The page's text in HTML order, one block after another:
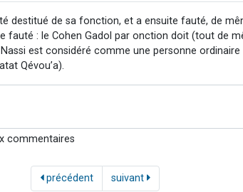
destitué de sa fonction, et a ensuite fauté, de
fauté : le Cohen Gadol par onction doit (tout de
Nassi est considéré comme une personne
Qévou’a).
commentaires
précédent suivant